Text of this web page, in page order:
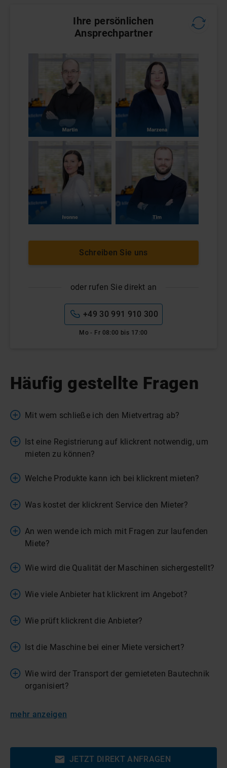
Häufig gestellte Fragen
Mit wem schließe ich den Mietvertrag ab?
Ist eine Registrierung auf klickrent notwendig, um
mieten zu können?
Welche Produkte kann ich bei klickrent mieten?
Was kostet der klickrent Service den Mieter?
An wen wende ich mich mit Fragen zur laufenden
Miete?
Wie wird die Qualität der Maschinen sichergestellt?
Wie viele Anbieter hat klickrent im Angebot?
Wie prüft klickrent die Anbieter?
Ist die Maschine bei einer Miete versichert?
Wie wird der Transport der gemieteten Bautechnik
organisiert?
mehr anzeigen
Ihre persönlichen
Ansprechpartner
Schreiben Sie uns
oder rufen Sie direkt an
+49 30 991 910 300
Mo - Fr 08:00 bis 17:00
JETZT DIREKT ANFRAGEN